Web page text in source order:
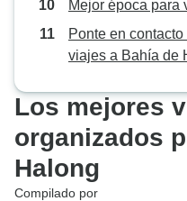
Mejor época para
Ponte en
viajes a Bahía de
Los mejores
organizados
Halong
Compilado por